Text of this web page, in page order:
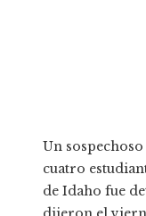
Un
cuatro
de Idaho fue